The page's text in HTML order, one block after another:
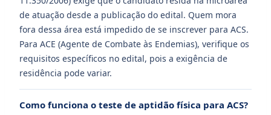
de atuação desde a publicação do edital. Quem mora
fora dessa área está impedido de se inscrever para ACS.
Para ACE (Agente de Combate às Endemias), verifique os
requisitos específicos no edital, pois a exigência de
residência pode variar.
Como funciona o teste de aptidão física para ACS?